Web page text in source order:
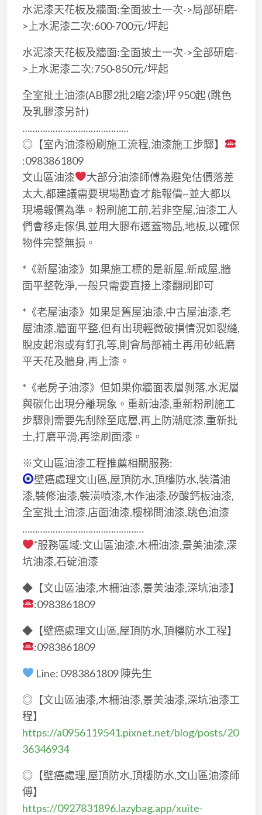
水泥漆天花板及牆面:全面披土一次->局部研磨-
>上水泥漆二次:600-700元/坪起
水泥漆天花板及牆面:全面披土一次->全部研磨-
>上水泥漆二次:750-850元/坪起
全室批土油漆(AB膠2批2磨2漆)坪 950起 (跳色
及乳膠漆另計)
……………………………………
◎【室內油漆粉刷施工流程,油漆施工步驟】
:0983861809
文山區油漆
大部分油漆師傅為避免估價落差
太大,都建議需要現場勘查才能報價~並大都以
現場報價為準。粉刷施工前,若非空屋,油漆工人
們會移走傢俱,並用大膠布遮蓋物品,地板,以確保
物件完整無損。
*《新屋油漆》如果施工標的是新屋,新成屋,牆
面平整乾淨,一般只需要直接上漆翻刷即可
*《老屋油漆》如果是舊屋油漆,中古屋油漆,老
屋油漆,牆面平整,但有出現輕微破損情況如裂縫,
脫皮起泡或有釘孔等,則會局部補土再用砂紙磨
平天花及牆身,再上漆。
*《老房子油漆》但如果你牆面表層剝落,水泥層
與碳化出現分離現象。重新油漆,重新粉刷施工
步驟則需要先刮除至底層,再上防潮底漆,重新批
土,打磨平滑,再塗刷面漆。
※文山區油漆工程推薦相關服務:
壁癌處理文山區,屋頂防水,頂樓防水,裝潢油
漆,裝修油漆,裝潢噴漆,木作油漆,矽酸鈣板油漆,
全室批土油漆,店面油漆,樓梯間油漆,跳色油漆
…………………………………………
˚服務區域:文山區油漆,木柵油漆,景美油漆,深
坑油漆,石碇油漆
◆【文山區油漆,木柵油漆,景美油漆,深坑油漆】
:0983861809
◆【壁癌處理文山區,屋頂防水,頂樓防水工程】
:0983861809
Line: 0983861809 陳先生
◎【文山區油漆,木柵油漆,景美油漆,深坑油漆工
程】
https://a0956119541.pixnet.net/blog/posts/20
36346934
◎【壁癌處理,屋頂防水,頂樓防水,文山區油漆師
傅】
https://0927831896.lazybag.app/xuite-